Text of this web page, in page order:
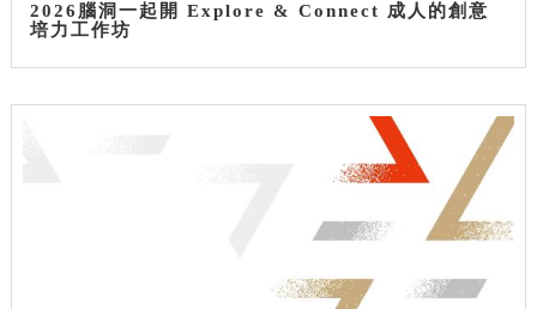
2026腦洞一起開 Explore & Connect 成人的創意
培力工作坊